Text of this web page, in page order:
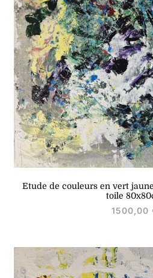
Etude de couleurs en vert
toile
1500,00